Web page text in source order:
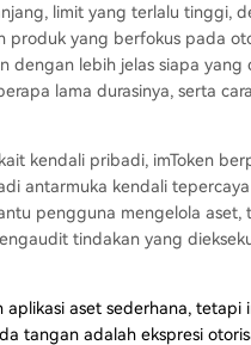
limit yang terlalu tinggi,
yang berfokus pada
dengan lebih jelas siapa
lama durasinya, serta
kendali pribadi, imToken
antarmuka kendali
pengguna mengelola
tindakan yang
aset sederhana,
tangan adalah ekspresi